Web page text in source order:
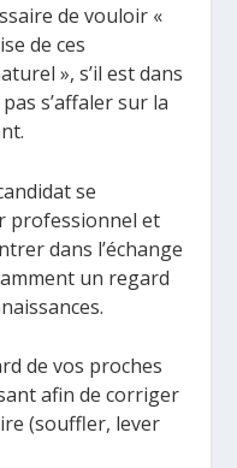
de vouloir «
de ces
», s’il est dans
s’affaler sur la
se
professionnel et
dans l’échange
un regard
de vos proches
afin de corriger
(souffler, lever